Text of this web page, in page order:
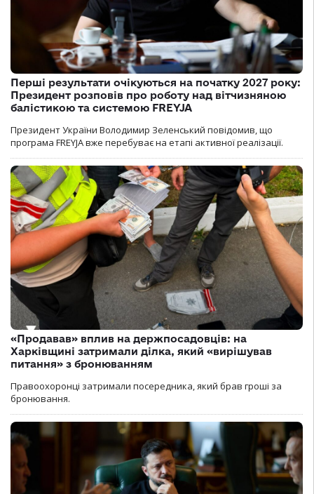
Перші результати очікуються на початку 2027 року:
Президент розповів про роботу над вітчизняною
балістикою та системою FREYJA
Президент України Володимир Зеленський повідомив, що
програма FREYJA вже перебуває на етапі активної реалізації.
«Продавав» вплив на держпосадовців: на
Харківщині затримали ділка, який «вирішував
питання» з бронюванням
Правоохоронці затримали посередника, який брав гроші за
бронювання.